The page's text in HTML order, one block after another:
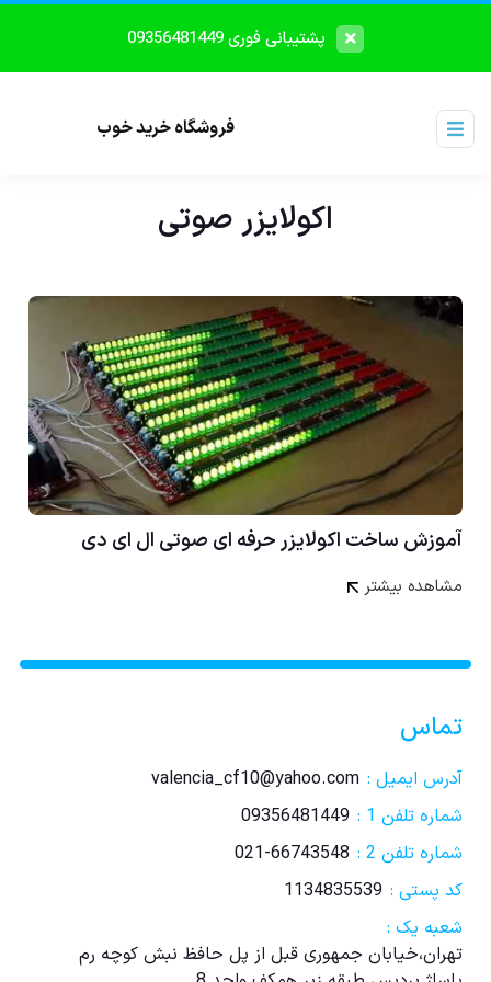
پشتیبانی فوری 09356481449
فروشگاه خرید خوب
اکولایزر صوتی
آموزش ساخت اکولایزر حرفه ای صوتی ال ای دی
مشاهده بیشتر
تماس
آدرس ایمیل : valencia_cf10@yahoo.com
شماره تلفن 1 :
09356481449
شماره تلفن 2 :
021-66743548
کد پستی : 1134835539
شعبه یک :
تهران،خیابان جمهوری قبل از پل حافظ نبش کوچه رم